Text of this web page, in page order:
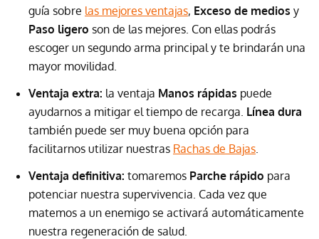
guía sobre las mejores ventajas, Exceso de medios y
Paso ligero son de las mejores. Con ellas podrás
escoger un segundo arma principal y te brindarán una
mayor movilidad.
Ventaja extra: la ventaja Manos rápidas puede
ayudarnos a mitigar el tiempo de recarga. Línea dura
también puede ser muy buena opción para
facilitarnos utilizar nuestras Rachas de Bajas
Ventaja definitiva: tomaremos Parche rápido para
potenciar nuestra supervivencia. Cada vez que
matemos a un enemigo se activará automáticamente
nuestra regeneración de salud.